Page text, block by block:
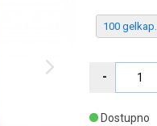
100 gelkap.
Dostupno